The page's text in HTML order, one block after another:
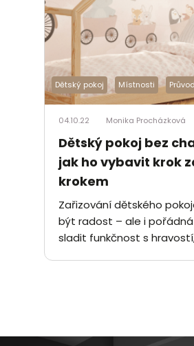
Dětský pokoj Místnosti
04.10.22 Monika Procházková
Dětský pokoj bez
jak ho vybavit krok
krokem
Zařizování dětského
být radost – ale i pořádná
sladit funkčnost s